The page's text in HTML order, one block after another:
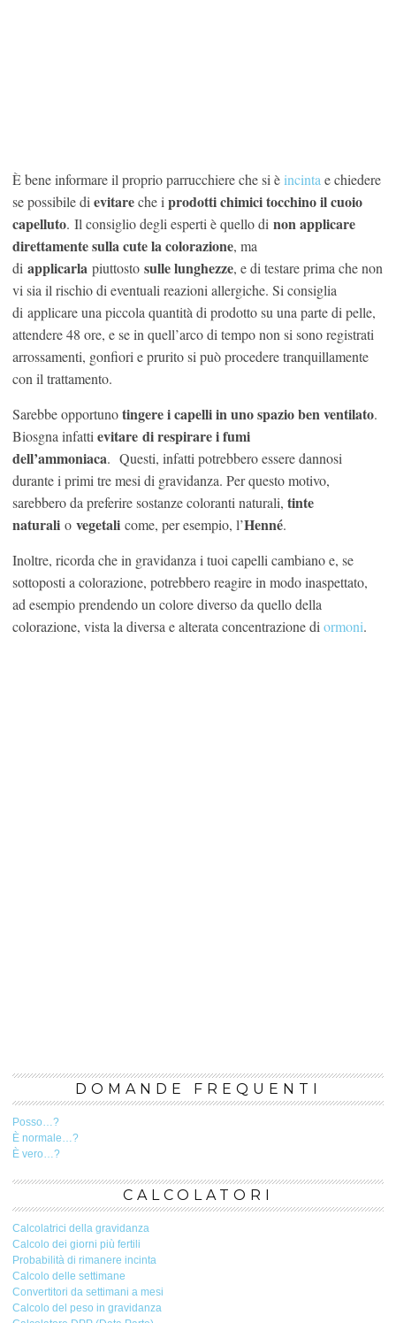
È bene informare il proprio parrucchiere che si è incinta e chiedere
se possibile di evitareche i prodotti chimici tocchino il cuoio
capelluto. Il consiglio degli esperti è quello di non applicare
direttamente sulla cute la colorazione, ma
di applicarla piuttosto sulle lunghezze, e di testare prima che non
vi sia il rischio di eventuali reazioni allergiche. Si consiglia
di applicare una piccola quantità di prodotto su una parte di pelle,
attendere 48 ore, e se in quell’arco di tempo non si sono registrati
arrossamenti, gonfiori e prurito si può procedere tranquillamente
con il trattamento.
Sarebbe opportunotingere i capelli in uno spazio ben ventilato.
Biosgna infatti evitare di respirare i fumi
dell’ammoniaca. Questi, infatti potrebbero essere dannosi
durante i primi tre mesi di gravidanza. Per questo motivo,
sarebbero da preferire sostanze coloranti naturali, tinte
naturali o vegetali come, per esempio, l’Henné.
Inoltre, ricorda che in gravidanza i tuoi capelli cambiano e, se
sottoposti a colorazione, potrebbero reagire in modo inaspettato,
ad esempio prendendo un colore diverso da quello della
colorazione, vista la diversa e alterata concentrazione di ormoni.
DOMANDE FREQUENTI
Posso…?
È normale…?
È vero…?
CALCOLATORI
Calcolatrici della gravidanza
Calcolo dei giorni più fertili
Probabilità di rimanere incinta
Calcolo delle settimane
Convertitori da settimani a mesi
Calcolo del peso in gravidanza